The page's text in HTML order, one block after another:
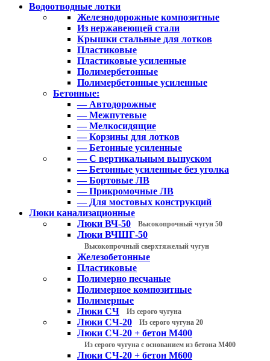
Водоотводные лотки
Железнодорожные композитные
Из нержавеющей стали
Крышки стальные для лотков
Пластиковые
Пластиковые усиленные
Полимербетонные
Полимербетонные усиленные
Бетонные:
— Автодорожные
— Межпутевые
— Мелкосидящие
— Корзины для лотков
— Бетонные усиленные
— С вертикальным выпуском
— Бетонные усиленные без уголка
— Бортовые ЛВ
— Прикромочные ЛВ
— Для мостовых конструкций
Люки канализационные
Люки ВЧ-50
Высокопрочный чугун 50
Люки ВЧШГ-50
Высокопрочный сверхтяжелый чугун
Железобетонные
Пластиковые
Полимерно песчаные
Полимерное композитные
Полимерные
Люки СЧ
Из серого чугуна
Люки СЧ-20 Из серого чугуна 20
Люки СЧ-20 + бетон М400
Из серого чугуна с основанием из бетона М400
Люки СЧ-20 + бетон М600